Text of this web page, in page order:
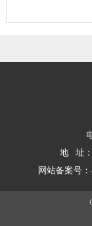
地 址：
网站备案号：